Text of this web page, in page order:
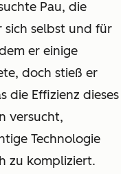
Pau, die
selbst und für
er einige
doch stieß er
die Effizienz dieses
versucht,
Technologie
zu kompliziert.